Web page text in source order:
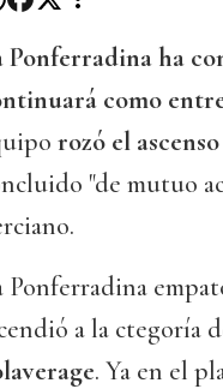
Ponferradina ha
como
rozó el
"de mutuo
Ponferradina
a la ctegoría
. Ya en el